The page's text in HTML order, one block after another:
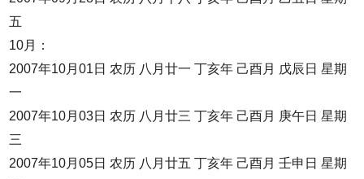
五
10月：
2007年10月01日 农历 八月廿一 丁亥年 己酉月 戊辰日 星期
一
2007年10月03日 农历 八月廿三 丁亥年 己酉月 庚午日 星期
三
2007年10月05日 农历 八月廿五 丁亥年 己酉月 壬申日 星期